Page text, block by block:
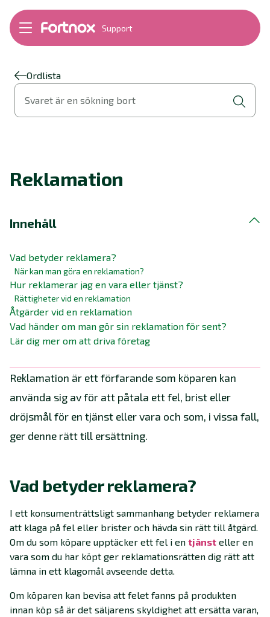
Support
Bokföring
Fakturering
Byt till Fortnox
Felsökning
Support Play
Ordlista
Svaret är en sökning bort
Reklamation
Innehåll
Vad betyder reklamera?
När kan man göra en reklamation?
Hur reklamerar jag en vara eller tjänst?
Rättigheter vid en reklamation
Åtgärder vid en reklamation
Vad händer om man gör sin reklamation för sent?
Lär dig mer om att driva företag
Reklamation är ett förfarande som köparen kan
använda sig av för att påtala ett fel, brist eller
dröjsmål för en tjänst eller vara och som, i vissa fall,
ger denne rätt till ersättning.
Vad betyder reklamera?
I ett konsumenträttsligt sammanhang betyder reklamera
att klaga på fel eller brister och hävda sin rätt till åtgärd.
Om du som köpare upptäcker ett fel i en tjänst eller en
vara som du har köpt ger reklamationsrätten dig rätt att
lämna in ett klagomål avseende detta.
Om köparen kan bevisa att felet fanns på produkten
innan köp så är det säljarens skyldighet att ersätta varan,